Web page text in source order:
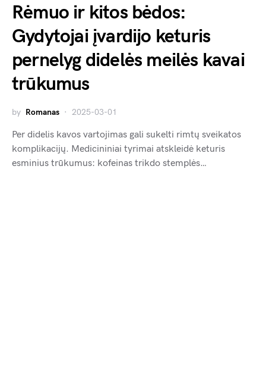
Rėmuo ir kitos bėdos:
Gydytojai įvardijo keturis
pernelyg didelės meilės kavai
trūkumus
by Romanas 2025-03-01
Per didelis kavos vartojimas gali sukelti rimtų sveikatos
komplikacijų. Medicininiai tyrimai atskleidė keturis
esminius trūkumus: kofeinas trikdo stemplės…